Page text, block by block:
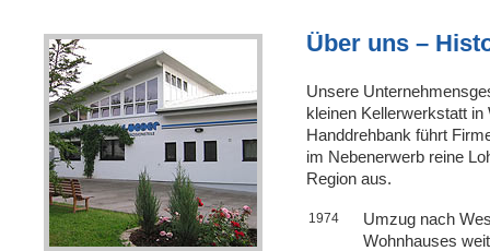
Über uns –
Unsere
kleinen Kellerwerkstatt
Handdrehbank führt
im Nebenerwerb reine
Region aus.
1974
Umzug nach
Wohnhauses